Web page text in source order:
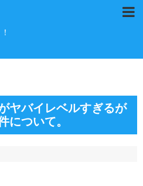
ヤバイレベルすぎるが
について。